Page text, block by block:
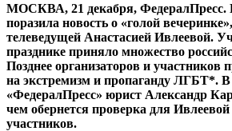
МОСКВА, 21 декабря, ФедералПресс.
поразила новость о «голой
телеведущей Анастасией Ивлеевой.
празднике приняло множество
Позднее организаторов и участников
на экстремизм и пропаганду ЛГБТ*. В
«ФедералПресс» юрист Александр
чем обернется проверка для
участников.